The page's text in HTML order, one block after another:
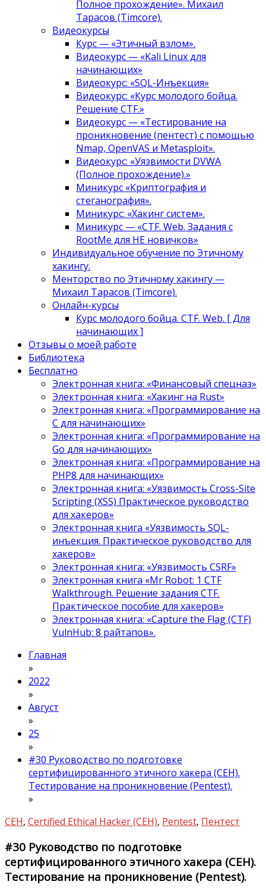
Полное прохождение». Михаил
Тарасов (Timcore).
Видеокурсы
Курс — «Этичный взлом».
Видеокурс — «Kali Linux для
начинающих»
Видеокурс: «SQL-Инъекция»
Видеокурс: «Курс молодого бойца.
Решение CTF.»
Видеокурс — «Тестирование на
проникновение (пентест) с помощью
Nmap, OpenVAS и Metasploit».
Видеокурс: «Уязвимости DVWA
(Полное прохождение).»
Миникурс «Криптография и
стеганография».
Миникурс: «Хакинг систем».
Миникурс — «CTF. Web. Задания с
RootMe для НЕ новичков»
Индивидуальное обучение по Этичному
хакингу.
Менторство по Этичному хакингу —
Михаил Тарасов (Timcore).
Онлайн-курсы
Курс молодого бойца. CTF. Web. [ Для
начинающих ]
Отзывы о моей работе
Библиотека
Бесплатно
Электронная книга: «Финансовый спецназ»
Электронная книга: «Хакинг на Rust»
Электронная книга: «Программирование на
C для начинающих»
Электронная книга: «Программирование на
Go для начинающих»
Электронная книга: «Программирование на
PHP8 для начинающих»
Электронная книга: «Уязвимость Cross-Site
Scripting (XSS) Практическое руководство
для хакеров»
Электронная книга «Уязвимость SQL-
инъекция. Практическое руководство для
хакеров»
Электронная книга: «Уязвимость CSRF»
Электронная книга «Mr Robot: 1 CTF
Walkthrough. Решение задания CTF.
Практическое пособие для хакеров»
Электронная книга: «Capture the Flag (CTF)
VulnHub: 8 райтапов».
Главная
»
2022
»
Август
»
25
»
#30 Руководство по подготовке
сертифицированного этичного хакера (CEH).
Тестирование на проникновение (Pentest).
»
CEH, Certified Ethical Hacker (CEH), Pentest, Пентест
#30 Руководство по подготовке
сертифицированного этичного хакера (CEH).
Тестирование на проникновение (Pentest).